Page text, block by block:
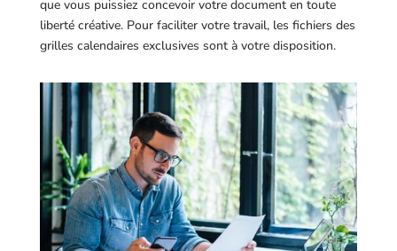
que vous puissiez concevoir votre document en toute
liberté créative. Pour faciliter votre travail, les fichiers des
grilles calendaires exclusives sont à votre disposition.